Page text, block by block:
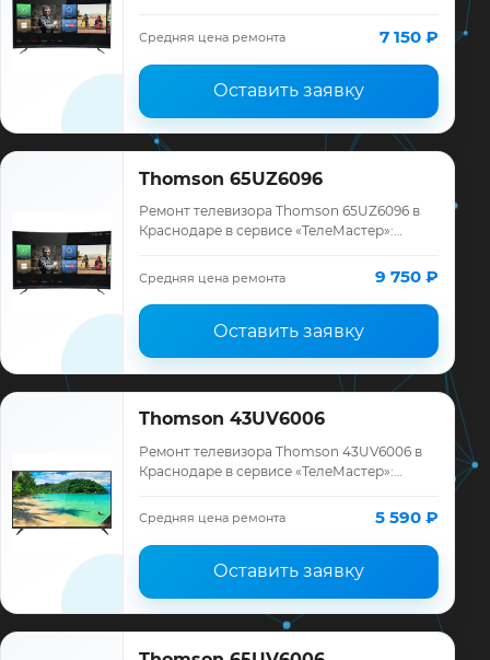
ремонта, запчасти и гарантия до 12
месяцев.
Средняя цена ремонта 7 150 ₽
Оставить заявку
Thomson 65UZ6096
Ремонт телевизора Thomson 65UZ6096 в
Краснодаре в сервисе «ТелеМастер»:
ремонта, запчасти и гарантия до 12
месяцев.
Средняя цена ремонта 9 750 ₽
Оставить заявку
Thomson 43UV6006
Ремонт телевизора Thomson 43UV6006 в
Краснодаре в сервисе «ТелеМастер»:
ремонта, запчасти и гарантия до 12
месяцев.
Средняя цена ремонта 5 590 ₽
Оставить заявку